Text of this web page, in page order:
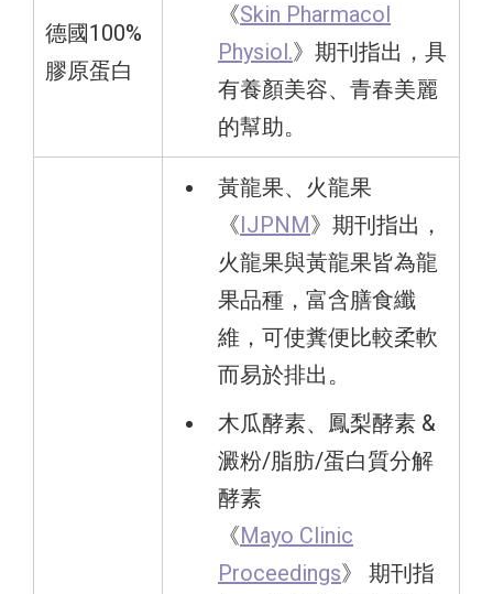
德國100%
膠原蛋白
《Skin Pharmacol
Physiol.》期刊指出，具
有養顏美容、青春美麗
的幫助。
黃龍果、火龍果
《 IJPNM 》期刊指出，
火龍果與黃龍果皆為龍
果品種，富含膳食纖
維，可使糞便比較柔軟
而易於排出。
木瓜酵素、鳳梨酵素 &
澱粉/脂肪/蛋白質分解
酵素
《 Mayo Clinic
Proceedings》 期刊指